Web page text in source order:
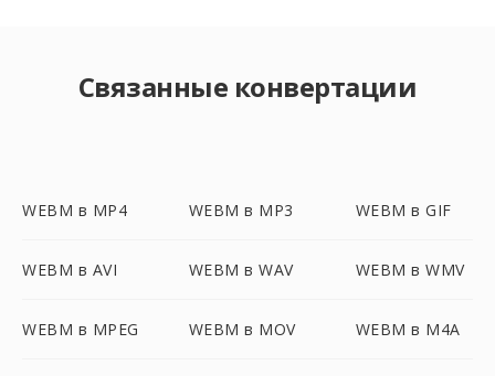
Связанные конвертации
WEBM в MP4 WEBM в MP3 WEBM в GIF
WEBM в AVI WEBM в WAV WEBM в WMV
WEBM в MPEG WEBM в MOV WEBM в M4A